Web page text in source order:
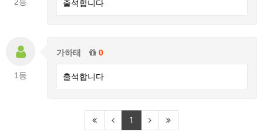
출석합니다
1등
가하태 0
출석합니다
1